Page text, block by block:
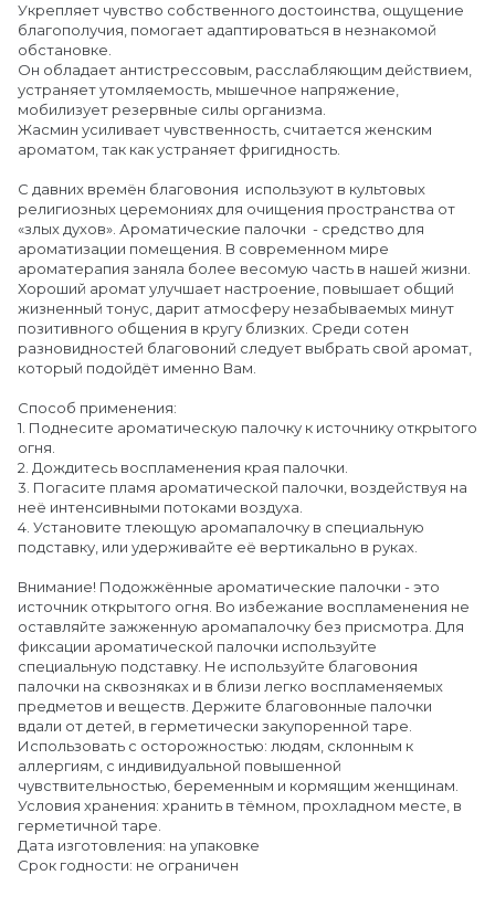
Укрепляет чувство собственного достоинства, ощущение
благополучия, помогает адаптироваться в незнакомой
обстановке.
Он обладает антистрессовым, расслабляющим действием,
устраняет утомляемость, мышечное напряжение,
мобилизует резервные силы организма.
Жасмин усиливает чувственность, считается женским
ароматом, так как устраняет фригидность.
С давних времён благовония используют в культовых
религиозных церемониях для очищения пространства от
«злых духов». Ароматические палочки - средство для
ароматизации помещения. В современном мире
ароматерапия заняла более весомую часть в нашей жизни.
Хороший аромат улучшает настроение, повышает общий
жизненный тонус, дарит атмосферу незабываемых минут
позитивного общения в кругу близких. Среди сотен
разновидностей благовоний следует выбрать свой аромат,
который подойдёт именно Вам.
Способ применения:
1. Поднесите ароматическую палочку к источнику открытого
огня.
2. Дождитесь воспламенения края палочки.
3. Погасите пламя ароматической палочки, воздействуя на
неё интенсивными потоками воздуха.
4. Установите тлеющую аромапалочку в специальную
подставку, или удерживайте её вертикально в руках.
Внимание! Подожжённые ароматические палочки - это
источник открытого огня. Во избежание воспламенения не
оставляйте зажженную аромапалочку без присмотра. Для
фиксации ароматической палочки используйте
специальную подставку. Не используйте благовония
палочки на сквозняках и в близи легко воспламеняемых
предметов и веществ. Держите благовонные палочки
вдали от детей, в герметически закупоренной таре.
Использовать с осторожностью: людям, склонным к
аллергиям, с индивидуальной повышенной
чувствительностью, беременным и кормящим женщинам.
Условия хранения: хранить в тёмном, прохладном месте, в
герметичной таре.
Дата изготовления: на упаковке
Срок годности: не ограничен